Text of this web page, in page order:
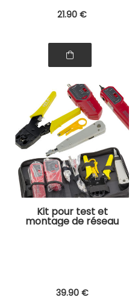
21.90 €
Kit pour test et
montage de réseau
cable Ethernet
39.90 €